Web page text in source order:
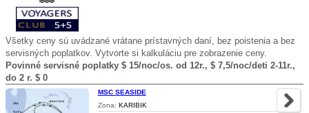
Všetky ceny sú uvádzané vrátane prístavných daní, bez poistenia a bez
servisných poplatkov. Vytvorte si kalkuláciu pre zobrazenie ceny.
Povinné servisné poplatky $ 15/noc/os. od 12r., $ 7,5/noc/deti 2-11r.,
do 2 r. $ 0
MSC SEASIDE
Zona: KARIBIK